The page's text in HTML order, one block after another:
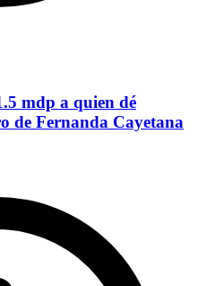
mdp a quien dé
de Fernanda Cayetana